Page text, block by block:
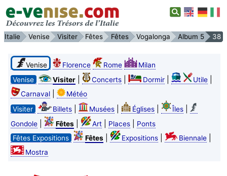
Italie Venise Visiter Fêtes Fêtes Vogalonga Album 5 38
Venise Florence Rome
Milan
Venise
Visiter| Concerts| Dormir| Utile|
Carnaval|
Météo
Visiter
Billets| Musées| Églises| Îles|
Gondole| Fêtes| Art| Places|
Ponts
Fêtes Expositions
Fêtes| Expositions| Biennale|
Mostra